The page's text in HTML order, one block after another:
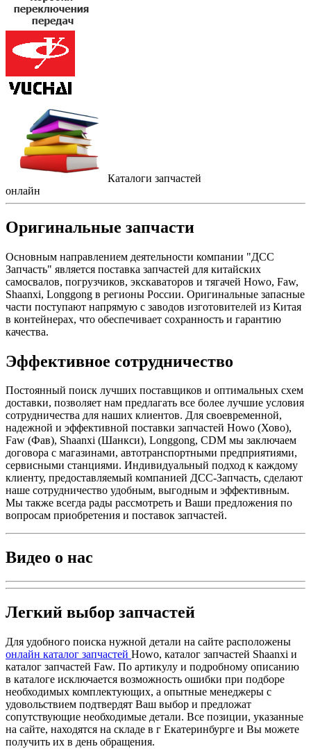
Каталоги запчастей
онлайн
Оригинальные запчасти
Основным направлением деятельности компании "ДСС
Запчасть" является поставка запчастей для китайских
самосвалов, погрузчиков, экскаваторов и тягачей Howo, Faw,
Shaanxi, Longgong в регионы России. Оригинальные запасные
части поступают напрямую с заводов изготовителей из Китая
в контейнерах, что обеспечивает сохранность и гарантию
качества.
Эффективное сотрудничество
Постоянный поиск лучших поставщиков и оптимальных схем
доставки, позволяет нам предлагать все более лучшие условия
сотрудничества для наших клиентов. Для своевременной,
надежной и эффективной поставки запчастей Howo (Хово),
Faw (Фав), Shaanxi (Шанкси), Longgong, CDM мы заключаем
договора с магазинами, автотранспортными предприятиями,
сервисными станциями. Индивидуальный подход к каждому
клиенту, предоставляемый компанией ДСС-Запчасть, сделают
наше сотрудничество удобным, выгодным и эффективным.
Мы также всегда рады рассмотреть и Ваши предложения по
вопросам приобретения и поставок запчастей.
Видео о нас
Легкий выбор запчастей
Для удобного поиска нужной детали на сайте расположены
онлайн каталог запчастей Howo, каталог запчастей Shaanxi и
каталог запчастей Faw. По артикулу и подробному описанию
в каталоге исключается возможность ошибки при подборе
необходимых комплектующих, а опытные менеджеры с
удовольствием подтвердят Ваш выбор и предложат
сопутствующие необходимые детали. Все позиции, указанные
на сайте, находятся на складе в г Екатеринбурге и Вы можете
получить их в день обращения.